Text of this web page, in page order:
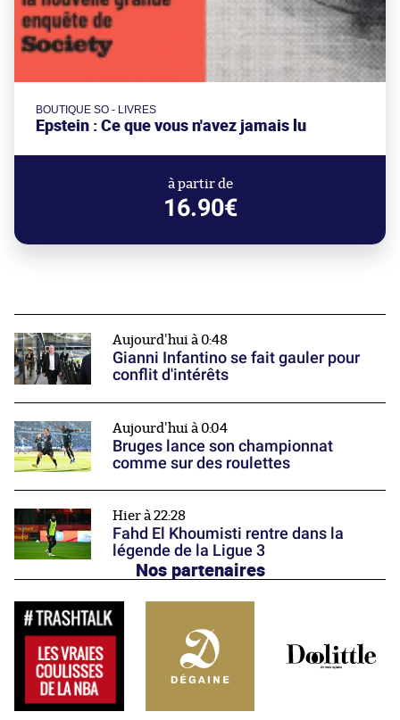
BOUTIQUE SO - LIVRES
Epstein : Ce que vous n'avez jamais lu
à partir de
16.90€
Aujourd'hui à 0:48
Gianni Infantino se fait gauler pour
conflit d'intérêts
Aujourd'hui à 0:04
Bruges lance son championnat
comme sur des roulettes
Hier à 22:28
Fahd El Khoumisti rentre dans la
légende de la Ligue 3
Nos partenaires